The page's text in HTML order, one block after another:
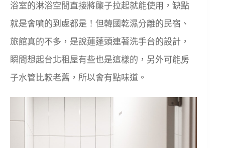
浴室的淋浴空間直接將簾子拉起就能使用，缺點
就是會噴的到處都是！但韓國乾濕分離的民宿、
旅館真的不多，是說蓮蓬頭連著洗手台的設計，
瞬間想起台北租屋有些也是這樣的，另外可能房
子水管比較老舊，所以會有點味道。